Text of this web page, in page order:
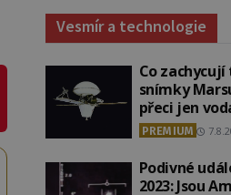
Vesmír a technologie
Co
snímky
přeci jen
PREMIUM
Podivné
2023: Jsou